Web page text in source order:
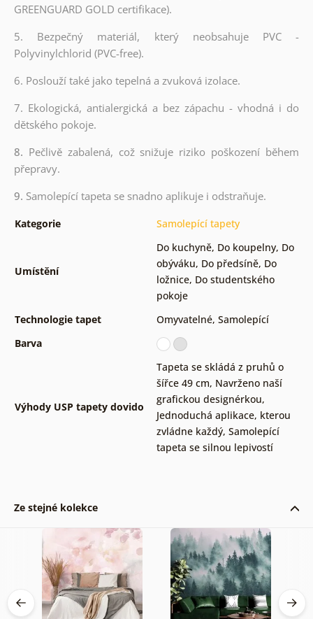
GREENGUARD GOLD certifikace).
5. Bezpečný materiál, který neobsahuje PVC -
Polyvinylchlorid (PVC-free).
6. Poslouží také jako tepelná a zvuková izolace.
7. Ekologická, antialergická a bez zápachu - vhodná i do
dětského pokoje.
8. Pečlivě zabalená, což snižuje riziko poškození během
přepravy.
9. Samolepící tapeta se snadno aplikuje i odstraňuje.
Kategorie Samolepící tapety
Umístění
Do kuchyně, Do koupelny, Do
obýváku, Do předsíně, Do
ložnice, Do studentského
pokoje
Technologie tapet
Omyvatelné, Samolepící
Barva
Výhody USP tapety dovido
Tapeta se skládá z pruhů o
šířce 49 cm, Navrženo naší
grafickou designérkou,
Jednoduchá aplikace, kterou
zvládne každý, Samolepící
tapeta se silnou lepivostí
Ze stejné kolekce